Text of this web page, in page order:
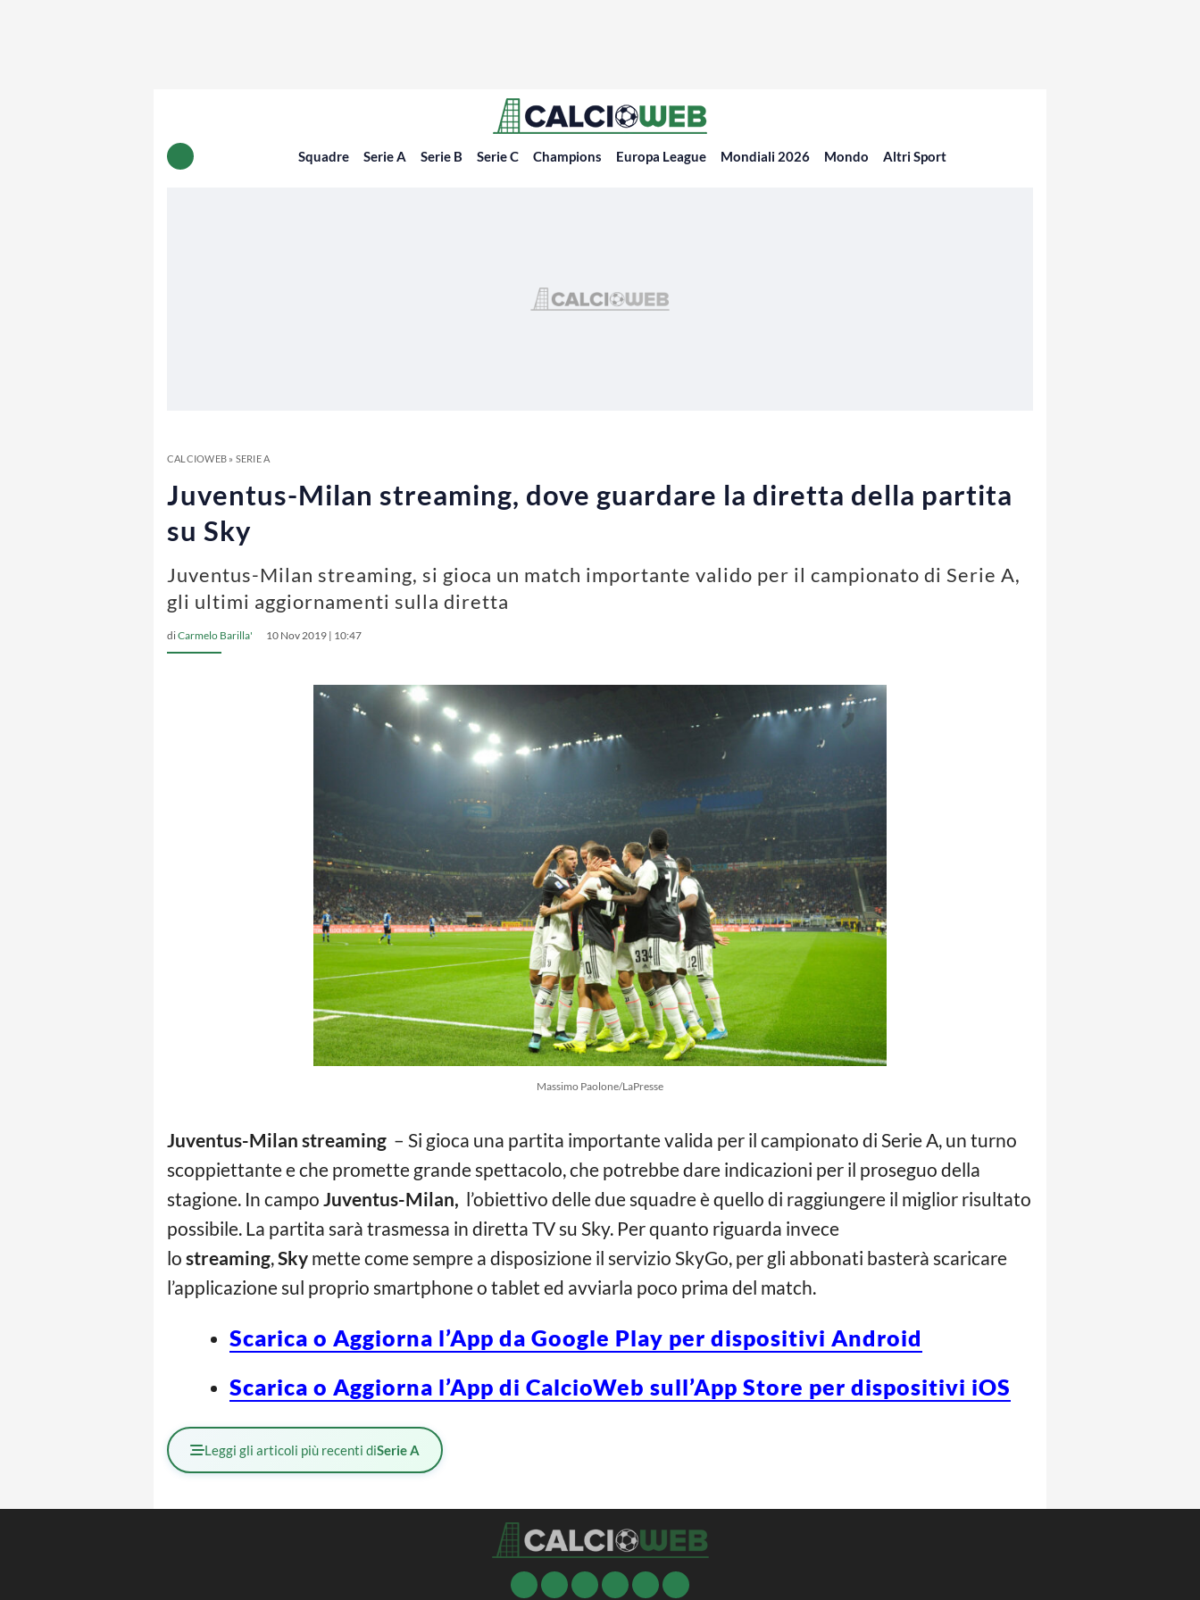
Squadre Serie A Serie B Serie C Champions Europa League Mondiali 2026 Mondo Altri Sport
CALCIOWEB» SERIE A
Juventus-Milan streaming, dove guardare la diretta della partita
su Sky
Juventus-Milan streaming, si gioca un match importante valido per il campionato di Serie A,
gli ultimi aggiornamenti sulla diretta
diCarmelo Barilla' 10 Nov 2019 | 10:47
Massimo Paolone/LaPresse
Juventus-Milan streaming – Si gioca una partita importante valida per il campionato di Serie A, un turno
scoppiettante e che promette grande spettacolo, che potrebbe dare indicazioni per il proseguo della
stagione. In campo Juventus-Milan, l’obiettivo delle due squadre è quello di raggiungere il miglior risultato
possibile. La partita sarà trasmessa in diretta TV su Sky. Per quanto riguarda invece
lo streaming,Sky mette come sempre a disposizione il servizio SkyGo, per gli abbonati basterà scaricare
l’applicazione sul proprio smartphone o tablet ed avviarla poco prima del match.
Scarica o Aggiorna l’App da Google Play per dispositivi Android
Scarica o Aggiorna l’App di CalcioWeb sull’App Store per dispositivi iOS
Leggi gli articoli più recenti diSerie A